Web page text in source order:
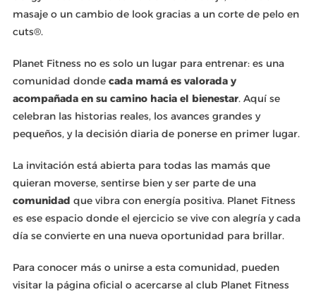
masaje o un cambio de look gracias a un corte de pelo en
cuts®.
Planet Fitness no es solo un lugar para entrenar: es una
comunidad dondecada mamá es valorada y
acompañada en su camino hacia el bienestar. Aquí se
celebran las historias reales, los avances grandes y
pequeños, y la decisión diaria de ponerse en primer lugar.
La invitación está abierta para todas las mamás que
quieran moverse, sentirse bien y ser parte de una
comunidad que vibra con energía positiva. Planet Fitness
es ese espacio donde el ejercicio se vive con alegría y cada
día se convierte en una nueva oportunidad para brillar.
Para conocer más o unirse a esta comunidad, pueden
visitar la página oficial o acercarse al club Planet Fitness